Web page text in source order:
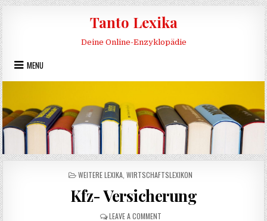
Skip to content
Tanto Lexika
Deine Online-Enzyklopädie
MENU
POSTED IN
WEITERE LEXIKA WIRTSCHAFTSLEXIKON
Kfz- Versicherung
LEAVE A COMMENTON KFZ- VERSICHERUNG